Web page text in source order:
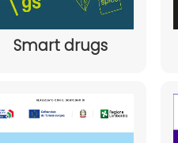
Smart drugs